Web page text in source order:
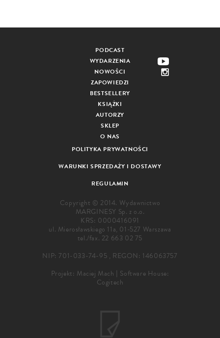
PODCAST
WYDARZENIA
NOWOŚCI
ZAPOWIEDZI
BESTSELLERY
KSIĄŻKI
AUTORZY
SKLEP
O NAS
POLITYKA PRYWATNOŚCI
WARUNKI SPRZEDAŻY I DOSTAWY
REGULAMIN
Copyright © 2014. Wydawnictwo
MARGINESY Sp. z o.o.
KRS: 0000416091
ul. Mierosławskiego 11a, 01-527 Warszawa
tel./fax. 22 663 02 75
NIP: 701-033-74-95 , REGON: 146063757
Projekt: Maciej Mach | Software House:
Cogitech